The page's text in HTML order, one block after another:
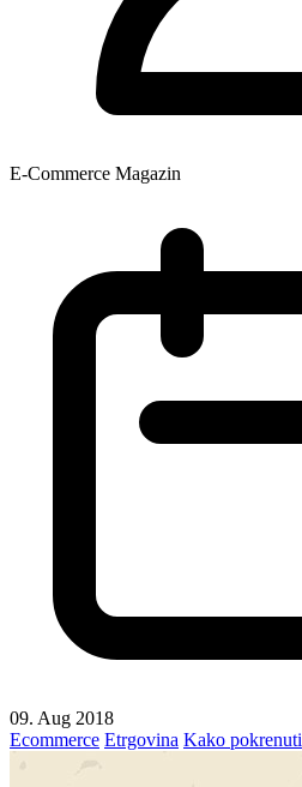
E-Commerce Magazin
09. Aug 2018
Ecommerce Etrgovina Kako pokrenuti